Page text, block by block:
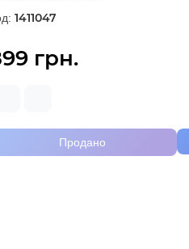
1411047
грн.
Продано